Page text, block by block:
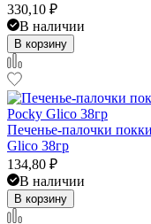
330,10 ₽
В наличии
В корзину
Печенье-палочки
Glico 38гр
134,80 ₽
В наличии
В корзину